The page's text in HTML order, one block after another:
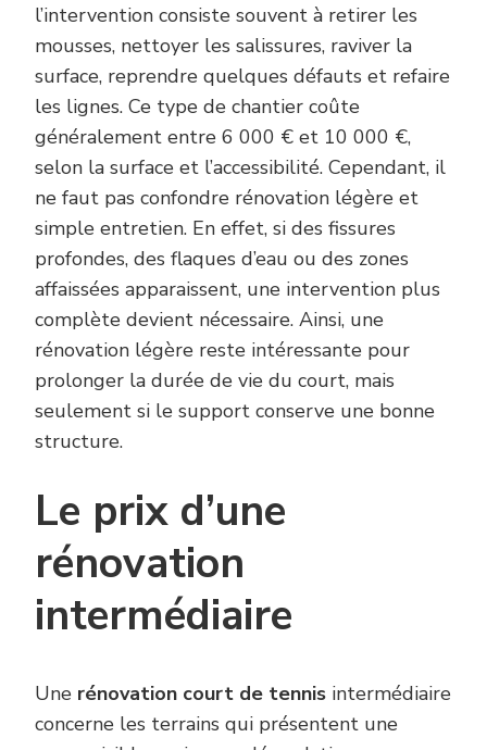
l’intervention consiste souvent à retirer les
mousses, nettoyer les salissures, raviver la
surface, reprendre quelques défauts et refaire
les lignes. Ce type de chantier coûte
généralement entre 6 000 € et 10 000 €,
selon la surface et l’accessibilité. Cependant, il
ne faut pas confondre rénovation légère et
simple entretien. En effet, si des fissures
profondes, des flaques d’eau ou des zones
affaissées apparaissent, une intervention plus
complète devient nécessaire. Ainsi, une
rénovation légère reste intéressante pour
prolonger la durée de vie du court, mais
seulement si le support conserve une bonne
structure.
Le prix d’une
rénovation
intermédiaire
Une rénovation court de tennis intermédiaire
concerne les terrains qui présentent une